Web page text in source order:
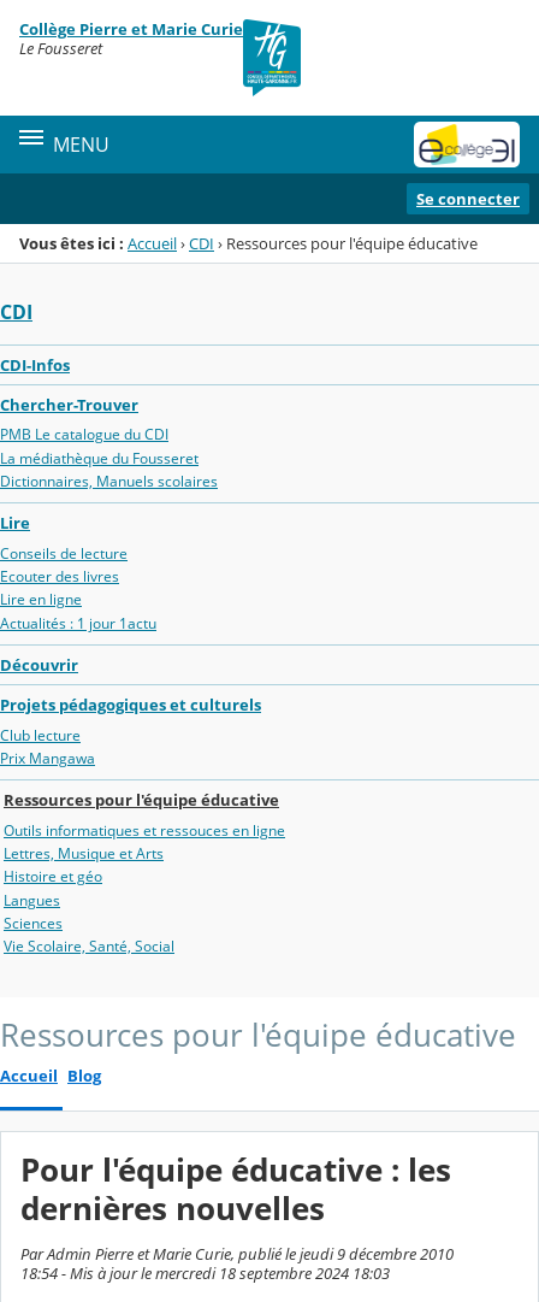
Menu de la rubrique
Contenu
Collège Pierre et Marie Curie
Le Fousseret
MENU
Se connecter
Vous êtes ici : Accueil›CDI › Ressources pour l'équipe éducative
CDI
CDI-Infos
Chercher-Trouver
PMB Le catalogue du CDI
La médiathèque du Fousseret
Dictionnaires, Manuels scolaires
Lire
Conseils de lecture
Ecouter des livres
Lire en ligne
Actualités : 1 jour 1actu
Découvrir
Projets pédagogiques et culturels
Club lecture
Prix Mangawa
Ressources pour l'équipe éducative
Outils informatiques et ressouces en ligne
Lettres, Musique et Arts
Histoire et géo
Langues
Sciences
Vie Scolaire, Santé, Social
Ressources pour l'équipe éducative
Accueil Blog
Pour l'équipe éducative : les
dernières nouvelles
Par Admin Pierre et Marie Curie, publié le jeudi 9 décembre 2010
18:54 - Mis à jour le mercredi 18 septembre 2024 18:03